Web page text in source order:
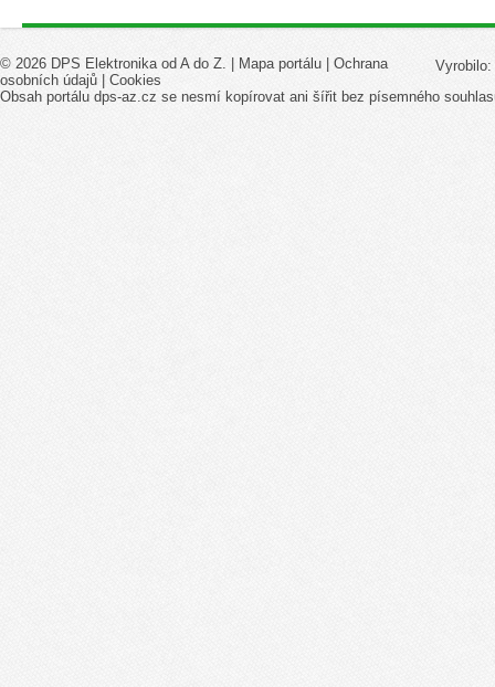
Vyrobilo:
© 2026 DPS Elektronika od A do Z. | Mapa portálu
Ochrana
osobních údajů
Cookies
Obsah portálu dps-az.cz se nesmí kopírovat ani šířit bez písemného